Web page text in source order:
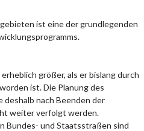
ist eine der grundlegenden
größer, als er bislang durch
ist. Die Planung des
nach Beenden der
weiter verfolgt werden.
Bundes- und Staatsstraßen sind